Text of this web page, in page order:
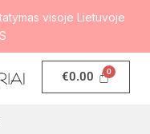
visoje Lietuvoje
€0.00